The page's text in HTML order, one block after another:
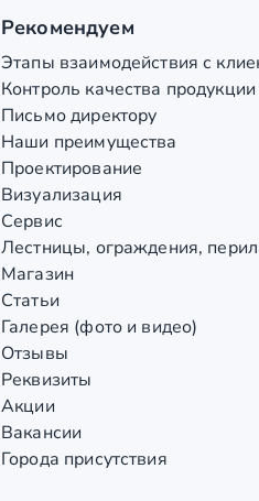
Рекомендуем
Этапы взаимодействия с
Контроль качества продукции
Письмо директору
Наши преимущества
Проектирование
Визуализация
Сервис
Лестницы, ограждения,
Магазин
Статьи
Галерея (фото и видео)
Отзывы
Реквизиты
Акции
Вакансии
Города присутствия